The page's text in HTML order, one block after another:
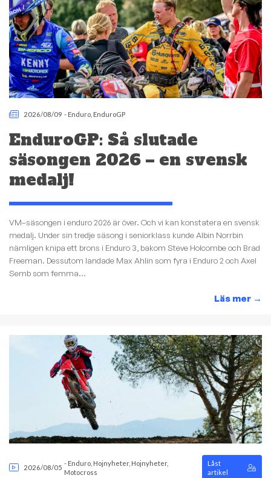
2026/08/09 - Enduro EnduroGP
EnduroGP: Så slutade
säsongen 2026 – en svensk
medalj!
VM–säsongen i enduro 2026 är över. Och vi kan konstatera en svensk
medalj. Under sin tredje säsong i seniorklass kunde Albin Norrbin
nämligen knipa ett brons i Enduro 3, bakom Steve Holcombe och Brad
Freeman. Dessutom landade Max Ahlin som fyra i Enduro 2 och Axel
Semb som femma...
Läs mer →
2026/08/05
- Enduro Hojnyheter, Hojnyheter,
Motocross
Låst
artikel